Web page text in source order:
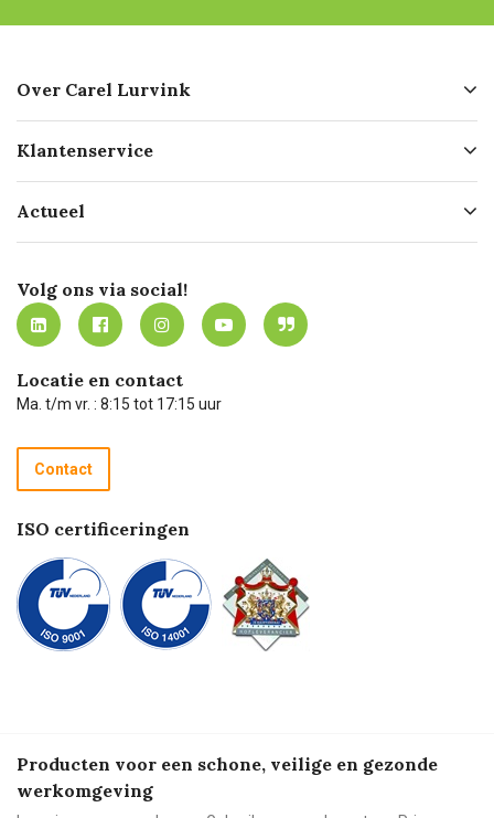
Over Carel Lurvink
Geschiedenis
Missie
Werken bij Carel Lurvink
MVO
Klantenservice
Bezorgen
Mijn Carel Lurvink
Mijn Carel Lurvink instructievideo's
Carel Lurvink App
Hulp op afstand
Technische dienst
Recycle programma
Betalen
Actueel
Innovation LAB
Tevreden klanten
Carel Lurvink Blog
Carel de podcast
Volg ons via social!
Locatie en contact
Ma. t/m vr. : 8:15 tot 17:15 uur
Contact
ISO certificeringen
Producten voor een schone, veilige en gezonde
werkomgeving